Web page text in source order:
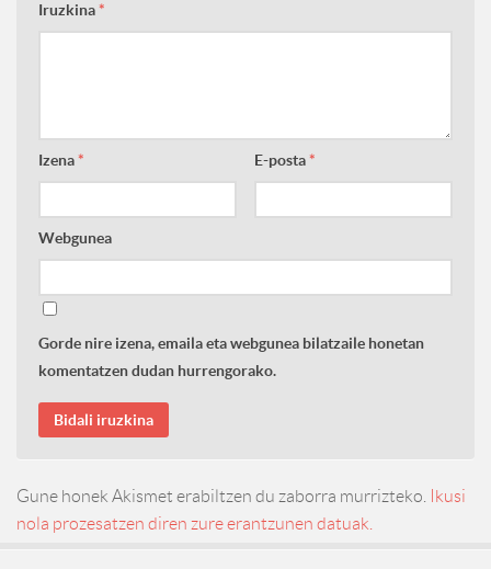
Iruzkina*
Izena* E-posta*
Webgunea
Gorde nire izena, emaila eta webgunea bilatzaile honetan
komentatzen dudan hurrengorako.
Gune honek Akismet erabiltzen du zaborra murrizteko.
Ikusi
nola prozesatzen diren zure erantzunen datuak.